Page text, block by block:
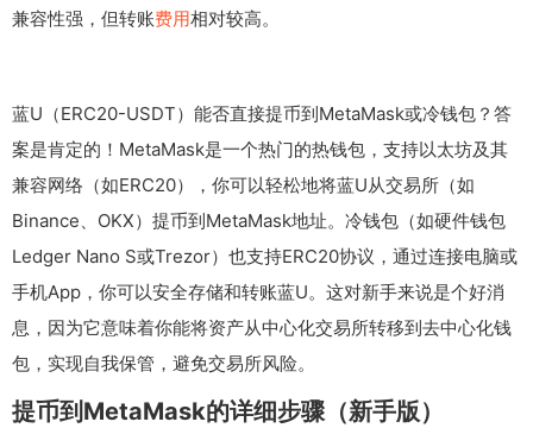
兼容性强，但转账费用相对较高。
蓝U（ERC20-USDT）能否直接提币到MetaMask或冷钱包？答
案是肯定的！MetaMask是一个热门的热钱包，支持以太坊及其
兼容网络（如ERC20），你可以轻松地将蓝U从交易所（如
Binance、OKX）提币到MetaMask地址。冷钱包（如硬件钱包
Ledger Nano S或Trezor）也支持ERC20协议，通过连接电脑或
手机App，你可以安全存储和转账蓝U。这对新手来说是个好消
息，因为它意味着你能将资产从中心化交易所转移到去中心化钱
包，实现自我保管，避免交易所风险。
提币到MetaMask的详细步骤（新手版）